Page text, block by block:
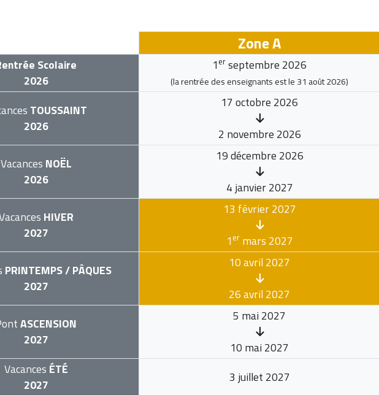
Zone A
Scolaire
2026
1 er septembre 2026
(la rentrée des enseignants est le 31 août 2026)
TOUSSAINT
2026
17 octobre 2026
2 novembre 2026
Vacances NOËL
2026
19 décembre 2026
4 janvier 2027
HIVER
2027
13 février 2027
1ermars 2027
PRINTEMPS / PÂQUES
2027
10 avril 2027
26 avril 2027
ASCENSION
2027
5 mai 2027
10 mai 2027
Vacances ÉTÉ
2027
3 juillet 2027